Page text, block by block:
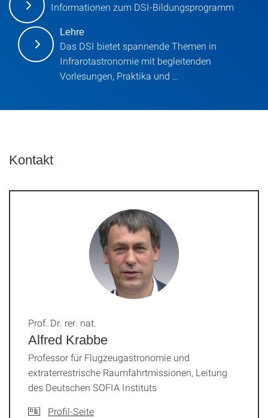
Informationen zum DSI-Bildungsprogramm
Lehre
Das DSI bietet spannende Themen in
Infrarotastronomie mit begleitenden
Vorlesungen, Praktika und …
Kontakt
Alfred Krabbe
Prof. Dr. rer. nat.
Professor für Flugzeugastronomie und
extraterrestrische Raumfahrtmissionen, Leitung
des Deutschen SOFIA Instituts
Profil-Seite